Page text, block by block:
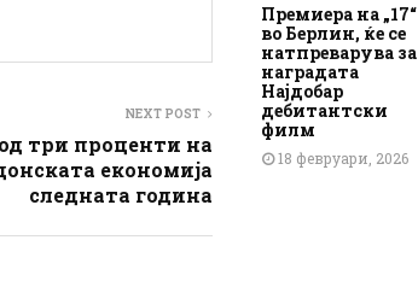
NEXT POST
три проценти на
економија
следната година
Премиера на „17“
во Берлин, ќе се
натпреварува за
наградата
Најдобар
дебитантски
филм
18 февруари, 2026